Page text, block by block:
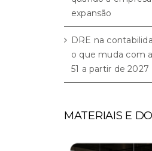
expansão
DRE na
o que muda com
51 a partir de 2027
MATERIAIS E